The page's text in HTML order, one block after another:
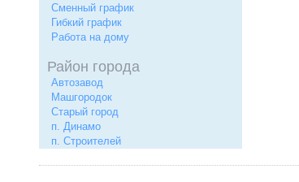
Сменный график
Гибкий график
Работа на дому
Район города
Автозавод
Машгородок
Старый город
п. Динамо
п. Строителей